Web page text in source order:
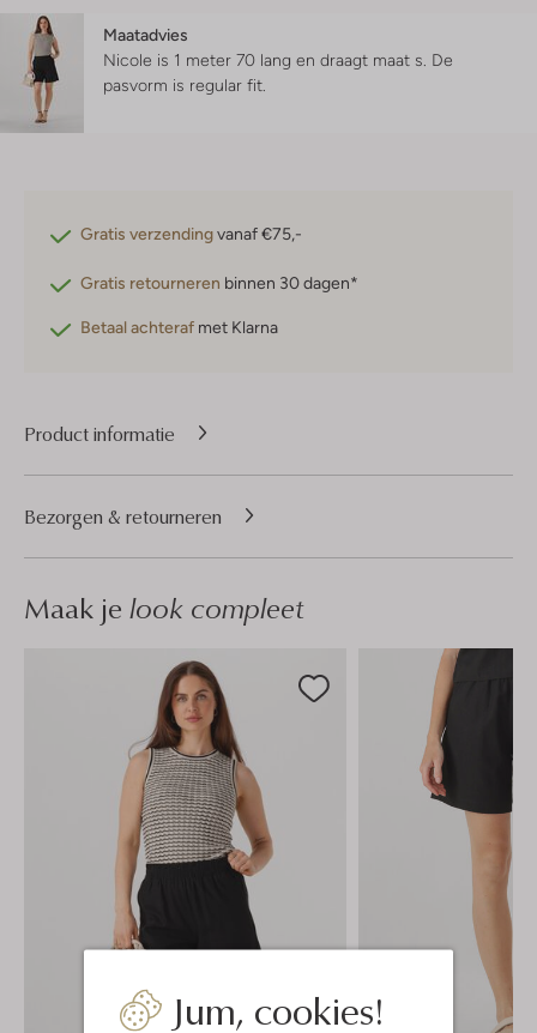
Jum, cookies!
Maatadvies
Nicole is 1 meter 70 lang en draagt maat s. De
pasvorm is regular fit
Gratis verzendingvanaf €75,-
Gratis retourneren binnen 30 dagen*
Betaal achteraf met Klarna
Product informatie
Bezorgen & retourneren
Maak je look compleet